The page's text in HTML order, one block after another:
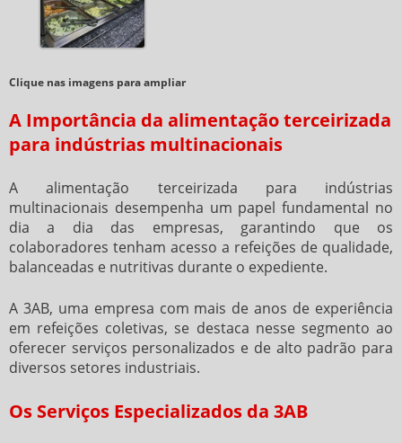
Clique nas imagens para ampliar
A Importância da alimentação terceirizada
para indústrias multinacionais
Aalimentação terceirizada para indústrias
multinacionais desempenha um papel fundamental no
dia a dia das empresas, garantindo que os
colaboradores tenham acesso a refeições de qualidade,
balanceadas e nutritivas durante o expediente.
A 3AB, uma empresa com mais de anos de experiência
em refeições coletivas, se destaca nesse segmento ao
oferecer serviços personalizados e de alto padrão para
diversos setores industriais.
Os Serviços Especializados da 3AB